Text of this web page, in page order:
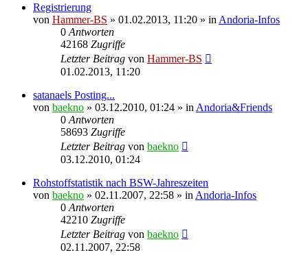
Registrierung
von Hammer-BS » 01.02.2013, 11:20 » in Andoria-Infos
0 Antworten
42168 Zugriffe
Letzter Beitrag von Hammer-BS
01.02.2013, 11:20
satanaels Posting...
von baekno » 03.12.2010, 01:24 » in Andoria&Friends
0 Antworten
58693 Zugriffe
Letzter Beitrag von baekno
03.12.2010, 01:24
Rohstoffstatistik nach BSW-Jahreszeiten
von baekno » 02.11.2007, 22:58 » in Andoria-Infos
0 Antworten
42210 Zugriffe
Letzter Beitrag von baekno
02.11.2007, 22:58